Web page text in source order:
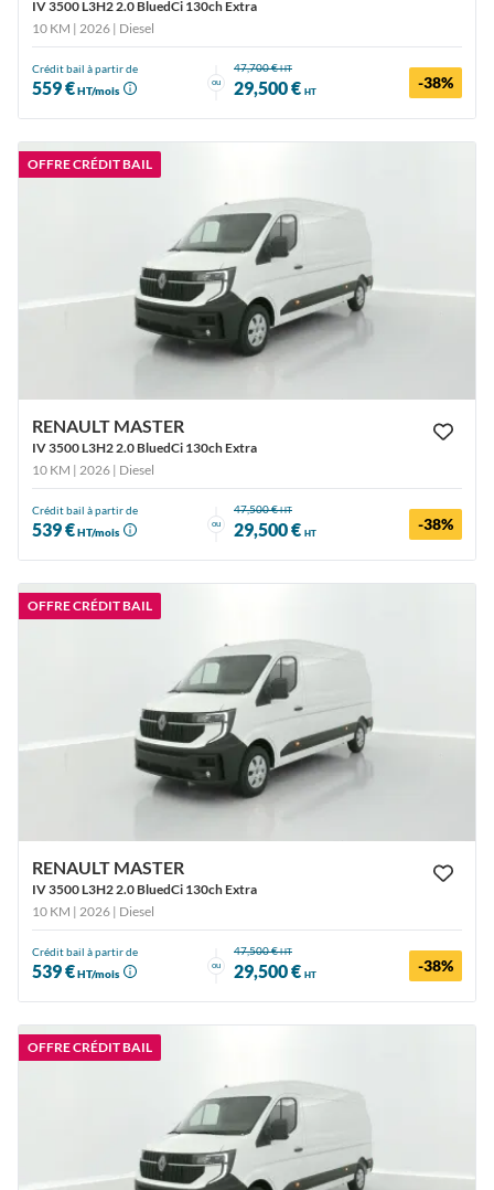
IV 3500 L3H2 2.0 BluedCi 130ch Extra
10 KM | 2026 | Diesel
Crédit bail à partir de
559 €HT/mois
ou
47,700 €HT
29,500 € HT -38%
OFFRE CRÉDIT BAIL
RENAULT MASTER
IV 3500 L3H2 2.0 BluedCi 130ch Extra
10 KM | 2026 | Diesel
Crédit bail à partir de
539 €HT/mois
ou
47,500 €HT
29,500 € HT -38%
OFFRE CRÉDIT BAIL
RENAULT MASTER
IV 3500 L3H2 2.0 BluedCi 130ch Extra
10 KM | 2026 | Diesel
Crédit bail à partir de
539 €HT/mois
ou
47,500 €HT
29,500 € HT -38%
OFFRE CRÉDIT BAIL